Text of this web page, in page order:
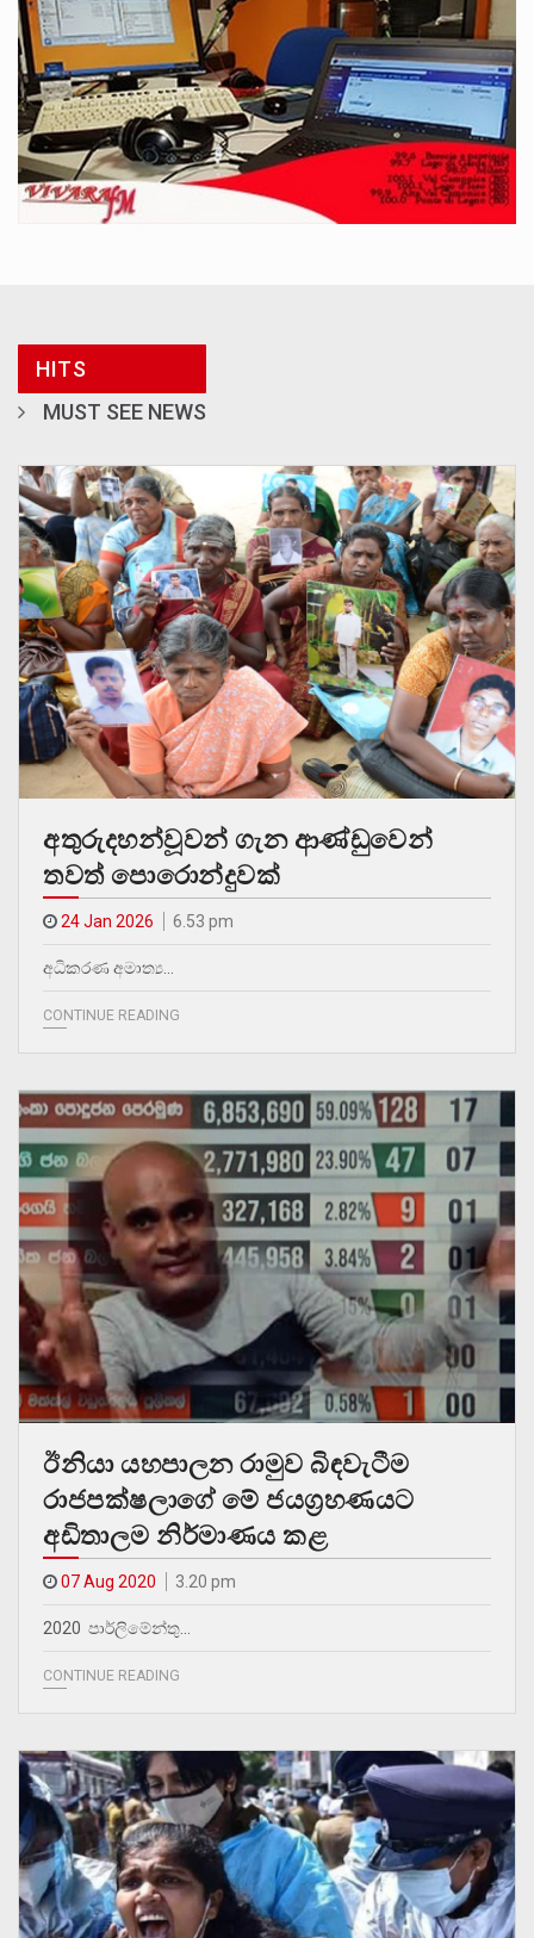
HITS
MUST SEE NEWS
අතුරුදහන්වූවන් ගැන ආණ්ඩුවෙන්
තවත් පොරොන්දුවක්
24 Jan 2026 6.53 pm
අධිකරණ අමාත්‍ය…
CONTINUE READING
ඊනියා යහපාලන රාමුව බිඳවැටීම
රාජපක්ෂලාගේ මේ ජයග්‍රහණයට
අඩිතාලම නිර්මාණය කළ
07 Aug 2020 3.20 pm
2020 පාර්ලිමේන්තු…
CONTINUE READING